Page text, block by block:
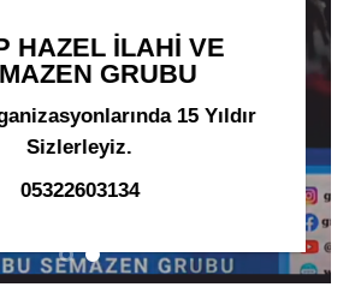
HAZEL İLAHİ VE
GRUBU
15 Yıldır
Sizlerleyiz.
05322603134